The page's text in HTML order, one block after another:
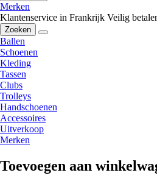
Merken
Klantenservice in Frankrijk Veilig
Zoeken
Ballen
Schoenen
Kleding
Tassen
Clubs
Trolleys
Handschoenen
Accessoires
Uitverkoop
Merken
Toevoegen aan